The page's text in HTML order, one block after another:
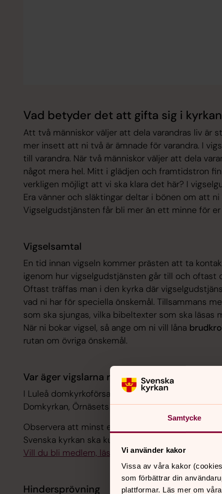
Samtycke
Vi använder kakor
Vissa av våra kakor
som förbättrar din
plattformar. Läs mer om
Vad betyder det att gifta sig i
Att två människor väljer att dela varandras liv är
mer insett att ni två är ämnade för varandra. I
till varandra. När två människor väljer att dela
något mera hel. Mitt i glädjen och framtidstron
verkligen möjligt att vi ska klara det här? I
Era vänner och släktingar deltar i bönen om att
Vigselgudstjänsten får bli mer än ett minne för
Vigselsamtal
En tid innan vigseln kommer prästen att ta
igenom hur vigselgudstjänsten går till och oftast
Oftast träffas man i den kyrka där
vad ni har för speciella önskemål. Tillsammans
som ska sjungas, vilka bibeltexter som ska läsas
När ni bokar vigsel, så ange om ni vill låna
rutan om övriga önskemål.
Var äger vigslarna rum?
I Luleå domkyrkoförsamling äger de flesta
Domkyrkan, Örnäsets kyrka, Hertsökyrkan eller
Observera att minst en av er måste vara medlem
Svenska kyrkan ska kunna ske.
Vill du bli medlem, läs här.
Hindersprövning